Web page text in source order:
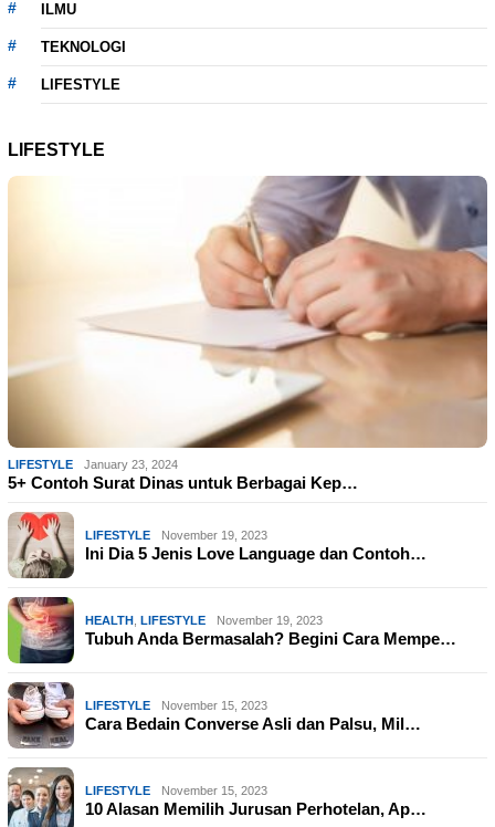
ILMU
TEKNOLOGI
LIFESTYLE
LIFESTYLE
LIFESTYLE January 23, 2024
5+ Contoh Surat Dinas untuk Berbagai Kep…
LIFESTYLE November 19, 2023
Ini Dia 5 Jenis Love Language dan Contoh…
HEALTH LIFESTYLE November 19, 2023
Tubuh Anda Bermasalah? Begini Cara Mempe…
LIFESTYLE November 15, 2023
Cara Bedain Converse Asli dan Palsu, Mil…
LIFESTYLE November 15, 2023
10 Alasan Memilih Jurusan Perhotelan, Ap…